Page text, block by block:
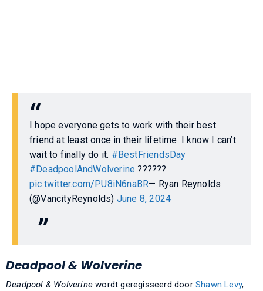
I hope everyone gets to work with their best
friend at least once in their lifetime. I know I can’t
wait to finally do it. #BestFriendsDay
#DeadpoolAndWolverine ??????
pic.twitter.com/PU8iN6naBR— Ryan Reynolds
(@VancityReynolds) June 8, 2024
Deadpool & Wolverine
Deadpool & Wolverinewordt geregisseerd doorShawn Levy,